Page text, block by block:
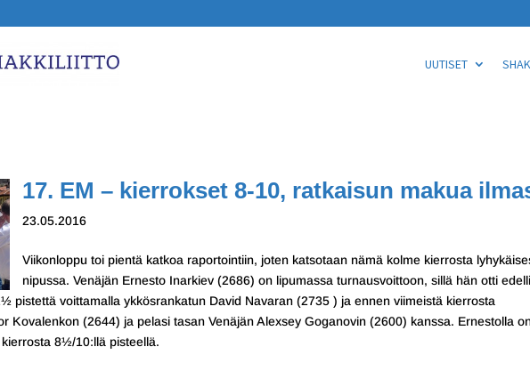
UUTISET
17. EM – kierrokset 8-10, ratkaisun makua
23.05.2016
Viikonloppu toi pientä katkoa raportointiin, joten katsotaan nämä kolme kierrosta
nipussa. Venäjän Ernesto Inarkiev (2686) on lipumassa turnausvoittoon, sillä hän otti
pistettä voittamalla ykkösrankatun David Navaran (2735 ) ja ennen viimeistä kierrosta
Kovalenkon (2644) ja pelasi tasan Venäjän Alexsey Goganovin (2600) kanssa. Ernestolla
8½/10:llä pisteellä.